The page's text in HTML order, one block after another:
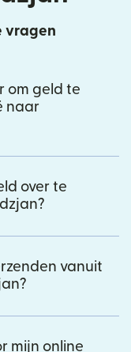
vragen
om geld te
naar
over te
vanuit
mijn online